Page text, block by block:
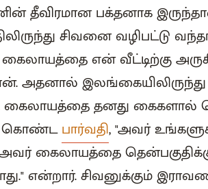
தீவிரமான பக்தனாக
சிவனை வழிபட்டு
கைலாயத்தை என் வீட்டிற்கு
அதனால்
கைலாயத்தை தனது கைகளால்
கொண்டபார்வதி, "அவர்
அவர் கைலாயத்தை
என்றார். சிவனுக்கும்